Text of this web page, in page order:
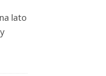
lato